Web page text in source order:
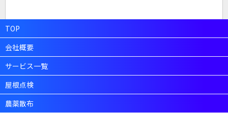
TOP
会社概要
サービス一覧
屋根点検
農薬散布